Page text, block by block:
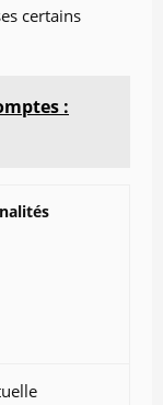
certains
: